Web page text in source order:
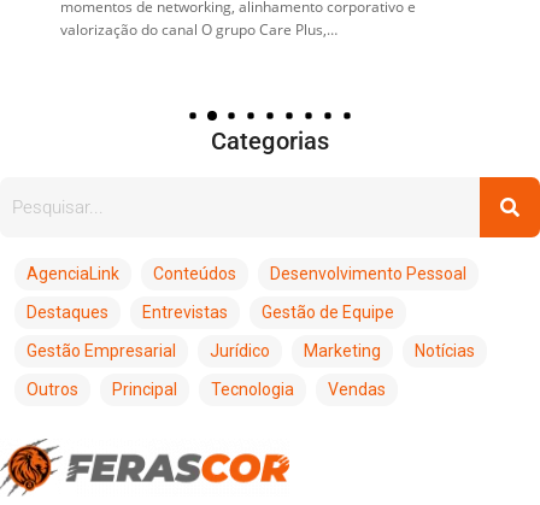
momentos de networking, alinhamento corporativo e
valorização do canal O grupo Care Plus,…
Categorias
AgenciaLink Conteúdos
Desenvolvimento Pessoal
Destaques
Entrevistas
Gestão de Equipe
Gestão Empresarial
Jurídico Marketing
Notícias
Outros
Principal Tecnologia Vendas